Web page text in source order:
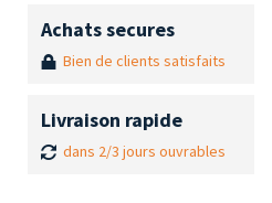
Achats secures
Bien de clients satisfaits
Livraison rapide
dans 2/3 jours ouvrables